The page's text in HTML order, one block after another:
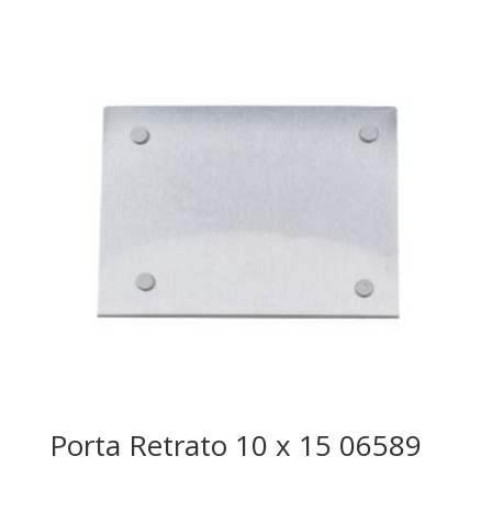
Porta Retrato 10 x 15 06589